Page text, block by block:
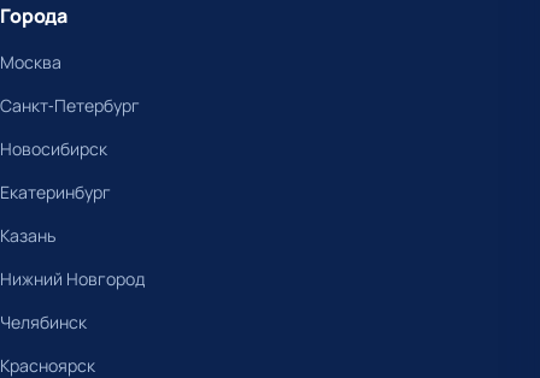
Города
Москва
Санкт-Петербург
Новосибирск
Екатеринбург
Казань
Нижний Новгород
Челябинск
Красноярск